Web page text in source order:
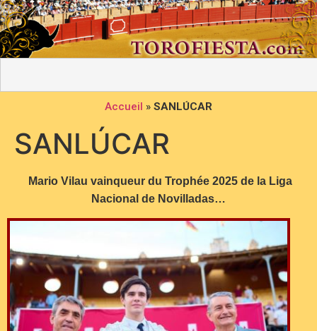
Accueil » SANLÚCAR
SANLÚCAR
Mario Vilau vainqueur du Trophée 2025 de la Liga
Nacional de Novilladas…